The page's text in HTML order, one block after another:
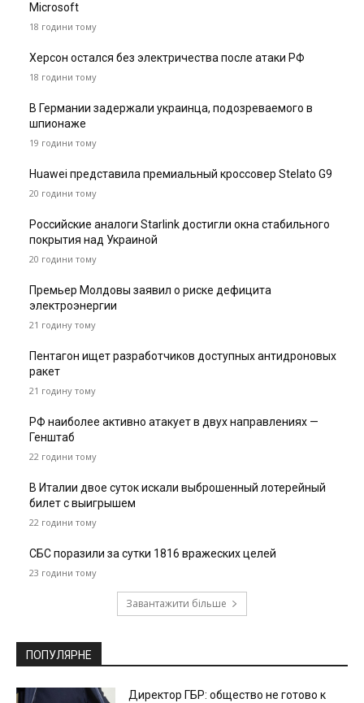
Microsoft
18 години тому
Херсон остался без электричества после атаки РФ
18 години тому
В Германии задержали украинца, подозреваемого в
шпионаже
19 години тому
Huawei представила премиальный кроссовер Stelato G9
20 години тому
Российские аналоги Starlink достигли окна стабильного
покрытия над Украиной
20 години тому
Премьер Молдовы заявил о риске дефицита
электроэнергии
21 годину тому
Пентагон ищет разработчиков доступных антидроновых
ракет
21 годину тому
РФ наиболее активно атакует в двух направлениях —
Генштаб
22 години тому
В Италии двое суток искали выброшенный лотерейный
билет с выигрышем
22 години тому
СБС поразили за сутки 1816 вражеских целей
23 години тому
Завантажити більше
ПОПУЛЯРНЕ
Директор ГБР: общество не готово к